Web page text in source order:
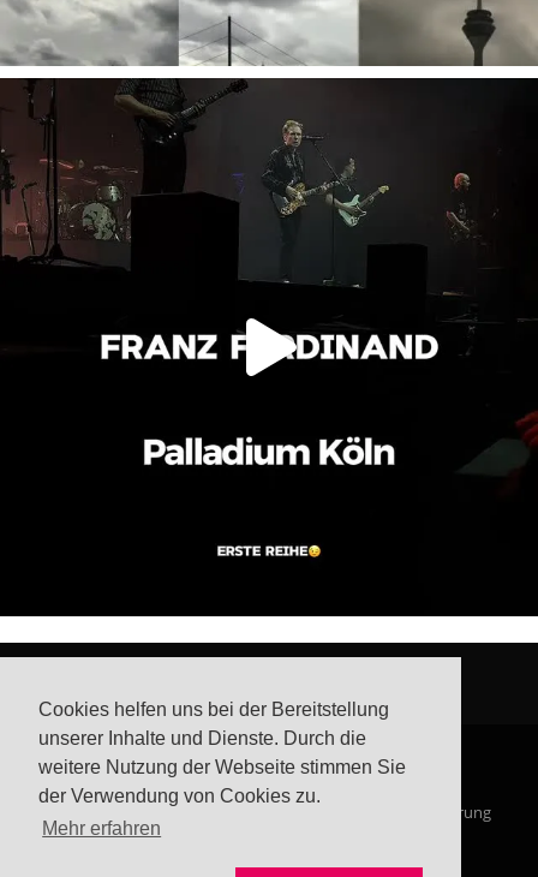
Cookies helfen uns bei der Bereitstellung
unserer Inhalte und Dienste. Durch die
weitere Nutzung der Webseite stimmen Sie
der Verwendung von Cookies zu.
Mehr erfahren
© Steffis Schreibsicht 2026 Datenschutzerklärung